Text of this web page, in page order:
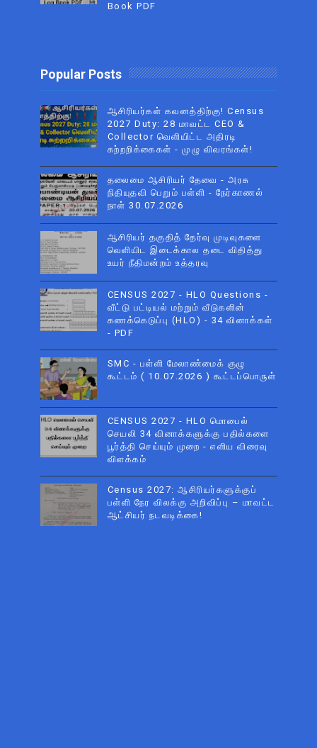
Book PDF
Popular Posts
ஆசிரியர்கள் கவனத்திற்கு! Census
2027 Duty: 28 மாவட்ட CEO &
Collector வெளியிட்ட அதிரடி
சுற்றறிக்கைகள் - முழு விவரங்கள்!
தலைமை ஆசிரியர் தேவை - அரசு
நிதியுதவி பெறும் பள்ளி - நேர்காணல்
நாள் 30.07.2026
ஆசிரியர் தகுதித் தேர்வு முடிவுகளை
வெளியிட இடைக்கால தடை விதித்து
உயர் நீதிமன்றம் உத்தரவு
CENSUS 2027 - HLO Questions -
வீட்டு பட்டியல் மற்றும் வீடுகளின்
கணக்கெடுப்பு (HLO) - 34 வினாக்கள்
- PDF
SMC - பள்ளி மேலாண்மைக் குழு
கூட்டம் ( 10.07.2026 ) கூட்டப்பொருள்
CENSUS 2027 - HLO மொபைல்
செயலி 34 வினாக்களுக்கு பதில்களை
பூர்த்தி செய்யும் முறை - எளிய விரைவு
விளக்கம்
Census 2027: ஆசிரியர்களுக்குப்
பள்ளி நேர விலக்கு அறிவிப்பு – மாவட்ட
ஆட்சியர் நடவடிக்கை!